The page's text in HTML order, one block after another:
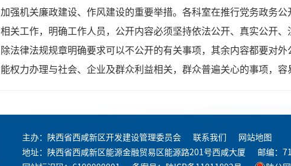
加强机关廉政建设、作风建设的重要举措。各科室在推行党务政务
相关工作，明确工作人员，公开内容必须坚持依法公开、真实公开
除法律法规规章明确要求可以不公开的有关事项，其余内容都要对
能权力办理与社会、企业及群众利益相关，群众普遍关心的事项，
主办：陕西省西咸新区开发建设管理委员会 联系我们
网站地图
地址：陕西省西咸新区能源金融贸易区能源路201号西咸大厦
邮编：